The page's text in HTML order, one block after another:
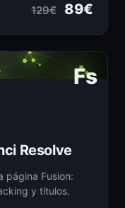
129€ 89€
Fs
Resolve
página Fusion:
y títulos.